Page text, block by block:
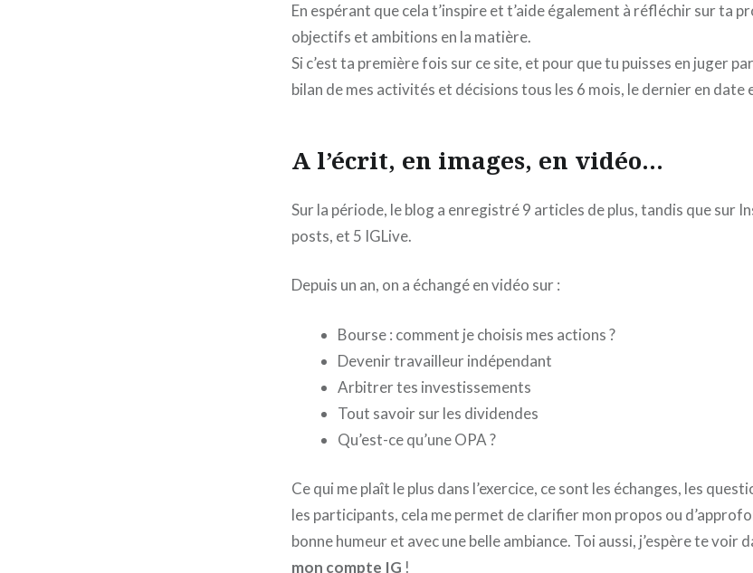
En espérant que cela t’inspire et t’aide également à réfléchir sur ta
objectifs et ambitions en la matière.
Si c’est ta première fois sur ce site, et pour que tu puisses en juger
bilan de mes activités et décisions tous les 6 mois, le dernier en date
A l’écrit, en images, en vidéo…
Sur la période, le blog a enregistré 9 articles de plus, tandis que sur
posts, et 5 IGLive.
Depuis un an, on a échangé en vidéo sur :
Bourse : comment je choisis mes actions ?
Devenir travailleur indépendant
Arbitrer tes investissements
Tout savoir sur les dividendes
Qu’est-ce qu’une OPA ?
Ce qui me plaît le plus dans l’exercice, ce sont les échanges, les
les participants, cela me permet de clarifier mon propos ou
bonne humeur et avec une belle ambiance. Toi aussi, j’espère te voir
mon compte IG !